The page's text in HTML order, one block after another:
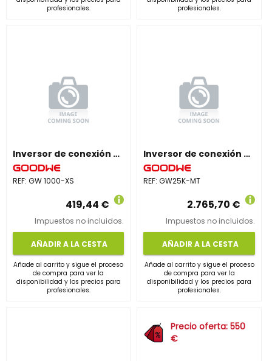
profesionales.
profesionales.
Inversor de conexión a red monofásico GW 1000-XS
REF: GW 1000-XS
419,44 €
Impuestos no incluidos.
AÑADIR A LA CESTA
Añade al carrito y sigue el proceso
de compra para ver la
disponibilidad y los precios para
profesionales.
Inversor de conexión a red trifásico GW25K-MT
REF:GW25K-MT
2.765,70 €
Impuestos no incluidos.
AÑADIR A LA CESTA
Añade al carrito y sigue el proceso
de compra para ver la
disponibilidad y los precios para
profesionales.
Precio oferta: 550
€